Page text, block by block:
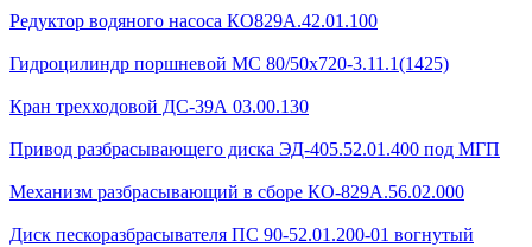
Редуктор водяного насоса КО829А.42.01.100
Гидроцилиндр поршневой МС 80/50х720-3.11.1(1425)
Кран трехходовой ДС-39А 03.00.130
Привод разбрасывающего диска ЭД-405.52.01.400 под МГП
Механизм разбрасывающий в сборе КО-829А.56.02.000
Диск пескоразбрасывателя ПС 90-52.01.200-01 вогнутый